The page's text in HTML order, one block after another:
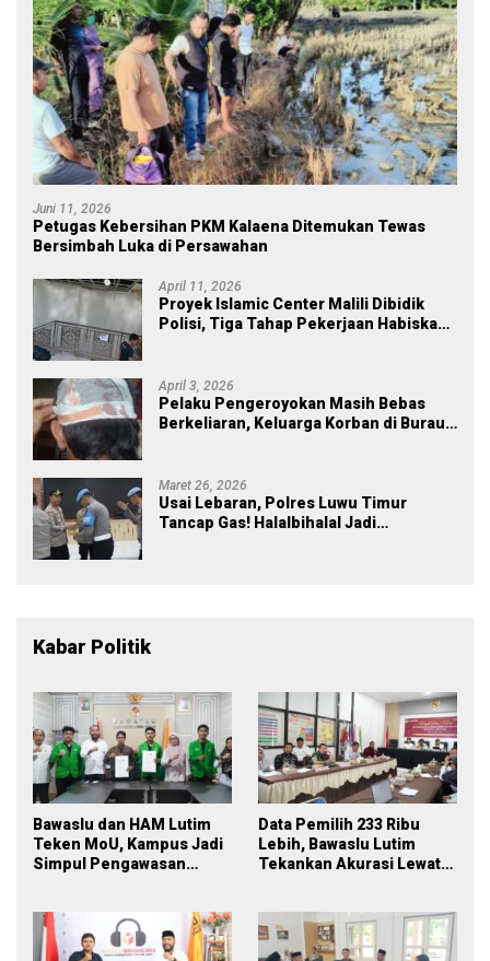
Juni 11, 2026
Petugas Kebersihan PKM Kalaena Ditemukan Tewas
Bersimbah Luka di Persawahan
April 11, 2026
Proyek Islamic Center Malili Dibidik
Polisi, Tiga Tahap Pekerjaan Habiskan
April 3, 2026
Pelaku Pengeroyokan Masih Bebas
Berkeliaran, Keluarga Korban di Burau
Maret 26, 2026
Usai Lebaran, Polres Luwu Timur
Tancap Gas! Halalbihalal Jadi
Kabar Politik
Bawaslu dan HAM Lutim
Teken MoU, Kampus Jadi
Simpul Pengawasan
Data Pemilih 233 Ribu
Lebih, Bawaslu Lutim
Tekankan Akurasi Lewat